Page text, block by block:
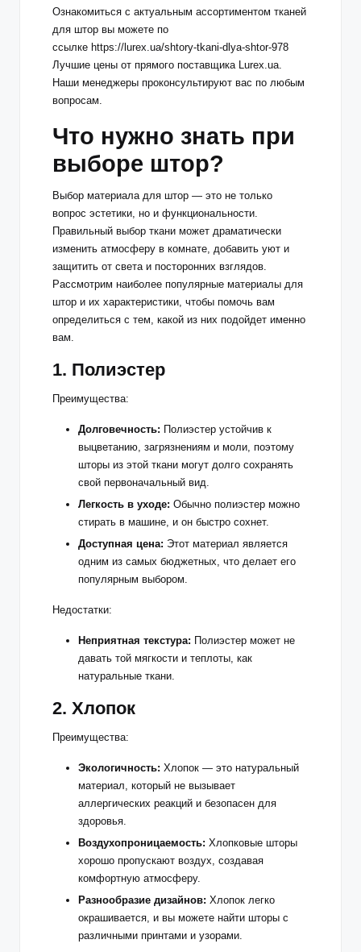
Ознакомиться с актуальным ассортиментом тканей
для штор вы можете по
ссылке https://lurex.ua/shtory-tkani-dlya-shtor-978
Лучшие цены от прямого поставщика Lurex.ua.
Наши менеджеры проконсультируют вас по любым
вопросам.
Что нужно знать при
выборе штор?
Выбор материала для штор — это не только
вопрос эстетики, но и функциональности.
Правильный выбор ткани может драматически
изменить атмосферу в комнате, добавить уют и
защитить от света и посторонних взглядов.
Рассмотрим наиболее популярные материалы для
штор и их характеристики, чтобы помочь вам
определиться с тем, какой из них подойдет именно
вам.
1. Полиэстер
Преимущества:
Долговечность: Полиэстер устойчив к
выцветанию, загрязнениям и моли, поэтому
шторы из этой ткани могут долго сохранять
свой первоначальный вид.
Легкость в уходе: Обычно полиэстер можно
стирать в машине, и он быстро сохнет.
Доступная цена: Этот материал является
одним из самых бюджетных, что делает его
популярным выбором.
Недостатки:
Неприятная текстура: Полиэстер может не
давать той мягкости и теплоты, как
натуральные ткани.
2. Хлопок
Преимущества:
Экологичность: Хлопок — это натуральный
материал, который не вызывает
аллергических реакций и безопасен для
здоровья.
Воздухопроницаемость: Хлопковые шторы
хорошо пропускают воздух, создавая
комфортную атмосферу.
Разнообразие дизайнов: Хлопок легко
окрашивается, и вы можете найти шторы с
различными принтами и узорами.